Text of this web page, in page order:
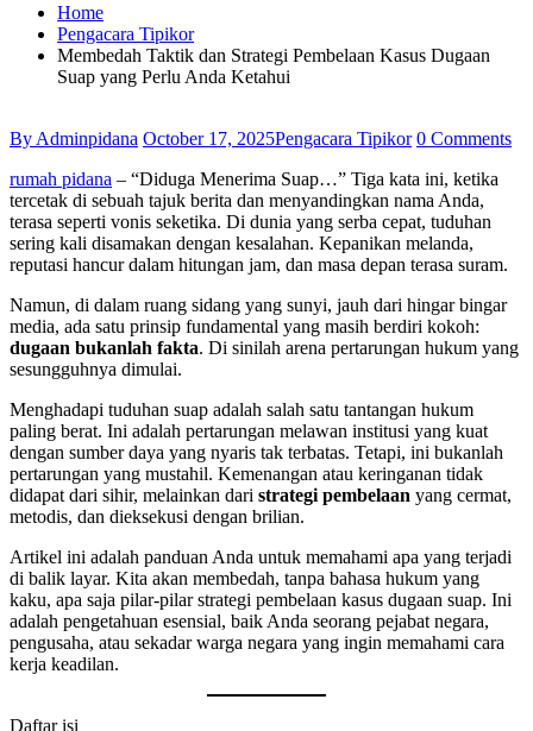
Home
Pengacara Tipikor
Membedah Taktik dan Strategi Pembelaan Kasus Dugaan
Suap yang Perlu Anda Ketahui
By Adminpidana October 17, 2025Pengacara Tipikor 0 Comments
rumah pidana – “Diduga Menerima Suap…” Tiga kata ini, ketika
tercetak di sebuah tajuk berita dan menyandingkan nama Anda,
terasa seperti vonis seketika. Di dunia yang serba cepat, tuduhan
sering kali disamakan dengan kesalahan. Kepanikan melanda,
reputasi hancur dalam hitungan jam, dan masa depan terasa suram.
Namun, di dalam ruang sidang yang sunyi, jauh dari hingar bingar
media, ada satu prinsip fundamental yang masih berdiri kokoh:
dugaan bukanlah fakta. Di sinilah arena pertarungan hukum yang
sesungguhnya dimulai.
Menghadapi tuduhan suap adalah salah satu tantangan hukum
paling berat. Ini adalah pertarungan melawan institusi yang kuat
dengan sumber daya yang nyaris tak terbatas. Tetapi, ini bukanlah
pertarungan yang mustahil. Kemenangan atau keringanan tidak
didapat dari sihir, melainkan dari strategi pembelaan yang cermat,
metodis, dan dieksekusi dengan brilian.
Artikel ini adalah panduan Anda untuk memahami apa yang terjadi
di balik layar. Kita akan membedah, tanpa bahasa hukum yang
kaku, apa saja pilar-pilar strategi pembelaan kasus dugaan suap. Ini
adalah pengetahuan esensial, baik Anda seorang pejabat negara,
pengusaha, atau sekadar warga negara yang ingin memahami cara
kerja keadilan.
Daftar isi